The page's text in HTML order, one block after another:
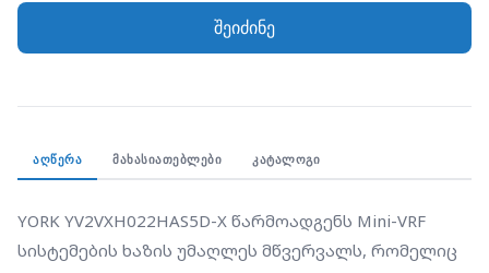
შესაძლებლობას, რაც უზრუნველყოფს კლიმატის
სრულყოფილ, ზონალურ კონტროლს მასშტაბურ
რთულ საინჟინრო პირობებში. ბიზნესის
მფლობელებისთვის მოწინავე DC Inverter
ტექნოლოგია უზრუნველყოფს ენერგიის
მაქსიმალურ დაზოგვას ასეთი მაღალი სიმძლავრის
შეიძინე
ᲐᲦᲬᲔᲠᲐ ᲛᲐᲮᲐᲡᲘᲐᲗᲔᲑᲚᲔᲑᲘ ᲙᲐᲢᲐᲚᲝᲒᲘ
YORK YV2VXH022HAS5D-X წარმოადგენს Mini-VRF
სისტემების ხაზის უმაღლეს მწვერვალს, რომელიც